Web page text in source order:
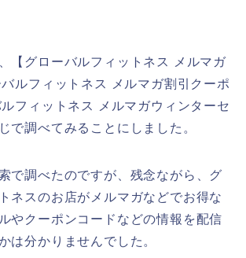
【グローバルフィットネス メルマガ
ルフィットネス メルマガ割引クーポ
フィットネス メルマガウィンターセ
で調べてみることにしました。
で調べたのですが、残念ながら、グ
ネスのお店がメルマガなどでお得な
やクーポンコードなどの情報を配信
は分かりませんでした。